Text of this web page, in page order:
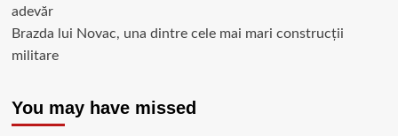
adevăr
Brazda lui Novac, una dintre cele mai mari construcții
militare
You may have missed